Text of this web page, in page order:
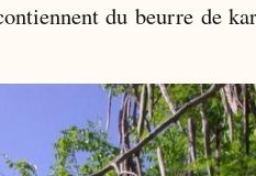
du beurre de